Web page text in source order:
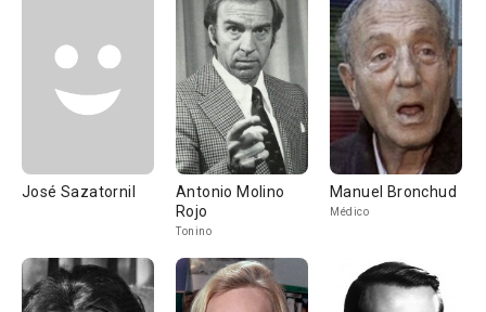
José Sazatornil
Antonio Molino
Rojo
Tonino
Manuel Bronchud
Médico